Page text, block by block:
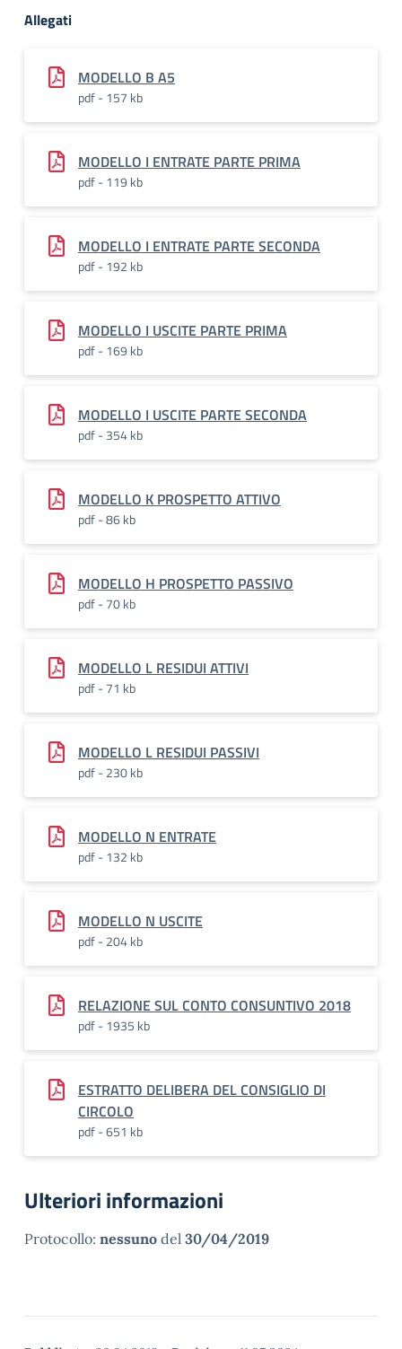
Allegati
MODELLO B A5
pdf - 157 kb
MODELLO I ENTRATE PARTE PRIMA
pdf - 119 kb
MODELLO I ENTRATE PARTE SECONDA
pdf - 192 kb
MODELLO I USCITE PARTE PRIMA
pdf - 169 kb
MODELLO I USCITE PARTE SECONDA
pdf - 354 kb
MODELLO K PROSPETTO ATTIVO
pdf - 86 kb
MODELLO H PROSPETTO PASSIVO
pdf - 70 kb
MODELLO L RESIDUI ATTIVI
pdf - 71 kb
MODELLO L RESIDUI PASSIVI
pdf - 230 kb
MODELLO N ENTRATE
pdf - 132 kb
MODELLO N USCITE
pdf - 204 kb
RELAZIONE SUL CONTO CONSUNTIVO 2018
pdf - 1935 kb
ESTRATTO DELIBERA DEL CONSIGLIO DI
CIRCOLO
pdf - 651 kb
Ulteriori informazioni
Protocollo: nessuno del 30/04/2019